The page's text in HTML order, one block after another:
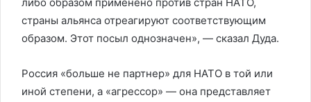
страны альянса отреагируют соответствующим
образом. Этот посыл однозначен», — сказал Дуда.
Россия «больше не партнер» для НАТО в той или
иной степени, а «агрессор» — она представляет